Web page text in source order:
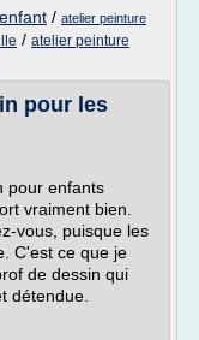
/ atelier peinture
/ atelier peinture
pour les
pour enfants
vraiment bien.
vous, puisque les
C'est ce que je
de dessin qui
détendue.